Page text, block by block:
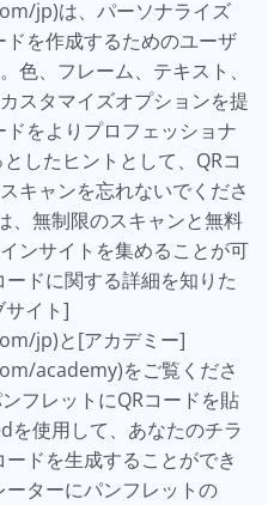
jp)は、パーソナライズ
を作成するためのユーザ
色、フレーム、テキスト、
スタマイズオプションを提
をよりプロフェッショナ
したヒントとして、QRコ
キャンを忘れないでくださ
、無制限のスキャンと無料
ンサイトを集めることが可
ドに関する詳細を知りた
サイト]
jp)と[アカデミー]
academy)をご覧くださ
フレットにQRコードを貼
を使用して、あなたのチラ
ドを生成することができ
ーターにパンフレットの